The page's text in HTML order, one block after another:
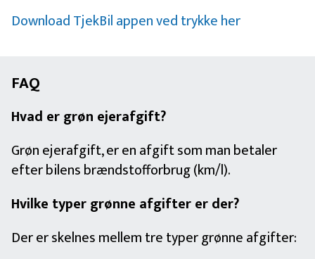
Download TjekBil appen ved trykke her
FAQ
Hvad er grøn ejerafgift?
Grøn ejerafgift, er en afgift som man betaler
efter bilens brændstofforbrug (km/l).
Hvilke typer grønne afgifter er der?
Der er skelnes mellem tre typer grønne afgifter: